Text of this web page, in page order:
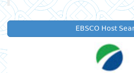
EBSCO Host